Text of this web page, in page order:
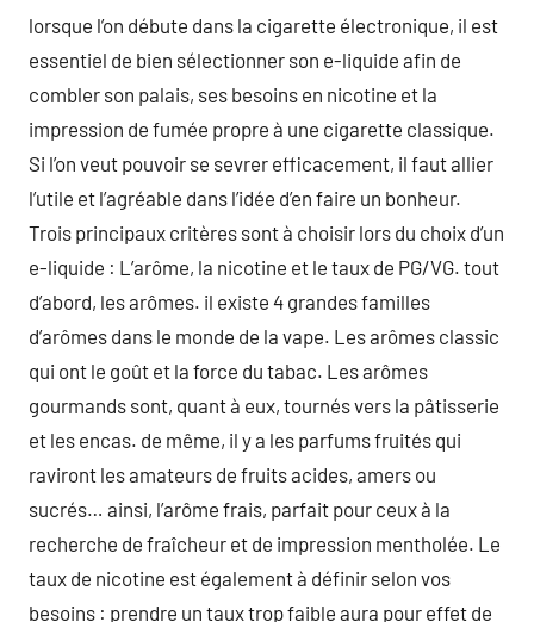
lorsque l’on débute dans la cigarette électronique, il est
essentiel de bien sélectionner son e-liquide afin de
combler son palais, ses besoins en nicotine et la
impression de fumée propre à une cigarette classique.
Si l’on veut pouvoir se sevrer efficacement, il faut allier
l’utile et l’agréable dans l’idée d’en faire un bonheur.
Trois principaux critères sont à choisir lors du choix d’un
e-liquide : L’arôme, la nicotine et le taux de PG/VG. tout
d’abord, les arômes. il existe 4 grandes familles
d’arômes dans le monde de la vape. Les arômes classic
qui ont le goût et la force du tabac. Les arômes
gourmands sont, quant à eux, tournés vers la pâtisserie
et les encas. de même, il y a les parfums fruités qui
raviront les amateurs de fruits acides, amers ou
sucrés… ainsi, l’arôme frais, parfait pour ceux à la
recherche de fraîcheur et de impression mentholée. Le
taux de nicotine est également à définir selon vos
besoins : prendre un taux trop faible aura pour effet de